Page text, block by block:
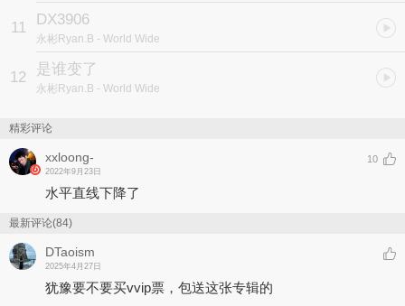
那我就要一次一次按下按键，
哪怕回去的时间只够和你跳一支舞。
04. 错过的爱
反省的旅程，
过往的错误像冷雨滴下，
希望乌云散去，
你会如同阳光一样出现在眼前。
05. 飞蛾扑火
陷进不该有的爱，
你先脱了身，
让我的坚持显得可笑。
被嘲笑的飞蛾扑火，
只为那一刻的温存。
11 DX3906
永彬Ryan.B - World Wide
12 是谁变了
永彬Ryan.B - World Wide
精彩评论
xxloong-
2022年9月23日
10
水平直线下降了
最新评论(84)
DTaoism
2025年4月27日
犹豫要不要买vvip票，包送这张专辑的